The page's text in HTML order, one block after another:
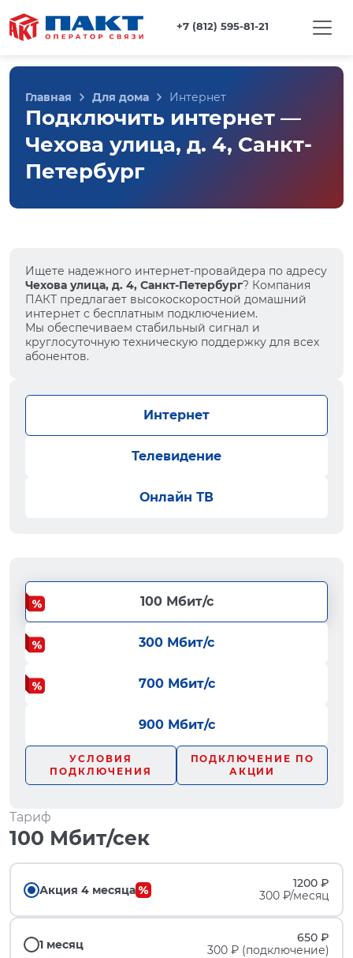
+7 (812) 595-81-21
Главная Для дома Интернет
Подключить интернет —
Чехова улица, д. 4, Санкт-
Петербург
Ищете надежного интернет-провайдера по адресу
Чехова улица, д. 4, Санкт-Петербург? Компания
ПАКТ предлагает высокоскоростной домашний
интернет с бесплатным подключением.
Мы обеспечиваем стабильный сигнал и
круглосуточную техническую поддержку для всех
абонентов.
Интернет
Телевидение
Онлайн ТВ
100 Мбит/с
300 Мбит/с
700 Мбит/с
900 Мбит/с
УСЛОВИЯ
ПОДКЛЮЧЕНИЯ
ПОДКЛЮЧЕНИЕ ПО
АКЦИИ
Тариф
100 Мбит/сек
Акция 4 месяца
1200 ₽
300 ₽/месяц
1 месяц
650 ₽
300 ₽ (подключение)